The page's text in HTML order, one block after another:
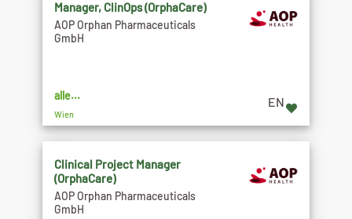
Manager, ClinOps (OrphaCare)
AOP Orphan Pharmaceuticals
GmbH
alle...
Wien
EN
Clinical Project Manager
(OrphaCare)
AOP Orphan Pharmaceuticals
GmbH